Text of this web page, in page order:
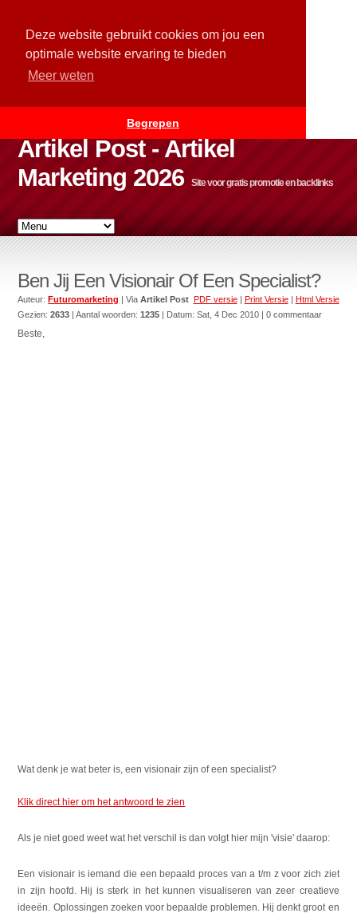
Deze website gebruikt cookies om jou een
optimale website ervaring te bieden
Meer weten
Begrepen
Artikel Post - Artikel
Marketing 2026
Site voor gratis promotie en backlinks
Ben Jij Een Visionair Of Een Specialist?
PDF versie| Print Versie| Html Versie
Auteur:Futuromarketing | ViaArtikel Post
Gezien:2633 | Aantal woorden:1235 | Datum:Sat, 4 Dec 2010 | 0 commentaar
Beste,
Wat denk je wat beter is, een visionair zijn of een specialist?
Klik direct hier om het antwoord te zien
Als je niet goed weet wat het verschil is dan volgt hier mijn 'visie' daarop:
Een visionair is iemand die een bepaald proces van a t/m z voor zich ziet
in zijn hoofd. Hij is sterk in het kunnen visualiseren van zeer creatieve
ideeën. Oplossingen zoeken voor bepaalde problemen. Hij denkt groot en